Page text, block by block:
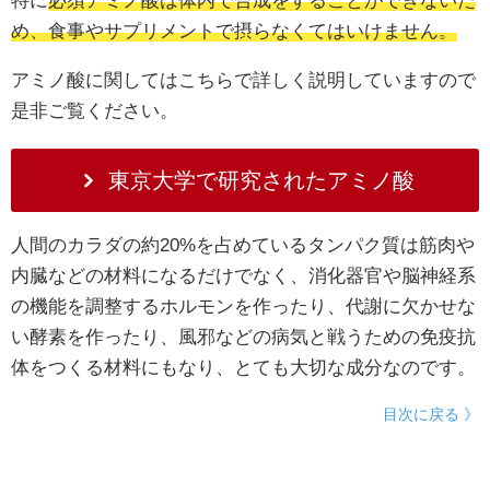
め、食事やサプリメントで摂らなくてはいけません。
アミノ酸に関してはこちらで詳しく説明していますので
是非ご覧ください。
東京大学で研究されたアミノ酸
人間のカラダの約20%を占めているタンパク質は筋肉や
内臓などの材料になるだけでなく、消化器官や脳神経系
の機能を調整するホルモンを作ったり、代謝に欠かせな
い酵素を作ったり、風邪などの病気と戦うための免疫抗
体をつくる材料にもなり、とても大切な成分なのです。
目次に戻る 》